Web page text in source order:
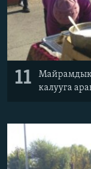
11
Майрамдык
калууга